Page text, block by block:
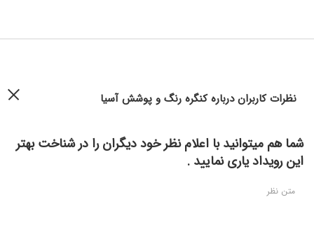
نظرات کاربران درباره کنگره رنگ و پوشش آسیا
شما هم میتوانید با اعلام نظر خود دیگران را در شناخت بهتر
این رویداد یاری نمایید .